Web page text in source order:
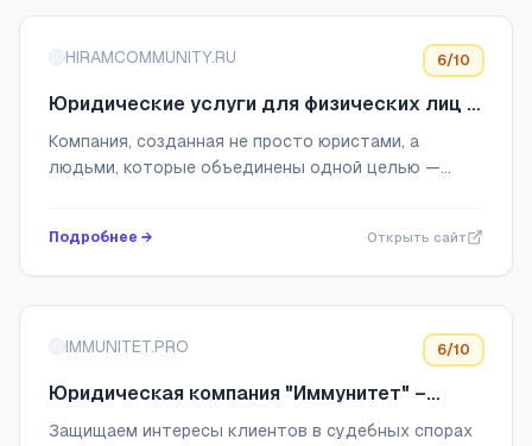
HIRAMCOMMUNITY.RU 6/10
Юридические услуги для физических лиц и
организаций
Компания, созданная не просто юристами, а
людьми, которые объединены одной целью —
Подробнее → Открыть сайт
IMMUNITET.PRO 6/10
Юридическая компания "Иммунитет" –
юридические услуги в СПб и Москве
Защищаем интересы клиентов в судебных спорах